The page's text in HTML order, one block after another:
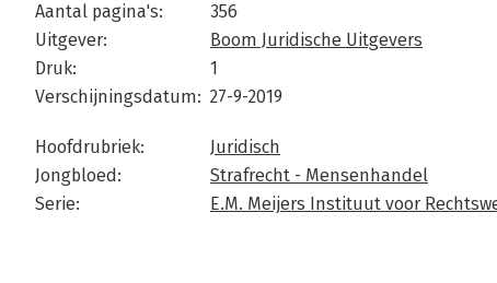
Aantal pagina's:
356
Uitgever:
Boom Juridische Uitgevers
Druk:
1
Verschijningsdatum: 27-9-2019
Hoofdrubriek:
Juridisch
Jongbloed:
Strafrecht - Mensenhandel
Serie:
E.M. Meijers Instituut voor